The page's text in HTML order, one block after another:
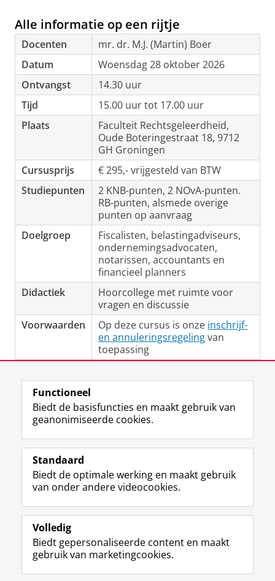
Alle informatie op een rijtje
Docenten
mr. dr. M.J. (Martin) Boer
Datum
Woensdag 28 oktober 2026
Ontvangst
14.30 uur
Tijd
15.00 uur tot 17.00 uur
Plaats
Faculteit Rechtsgeleerdheid,
Oude Boteringestraat 18, 9712
GH Groningen
Cursusprijs
€ 295,- vrijgesteld van BTW
Studiepunten
2 KNB-punten, 2 NOvA-punten.
RB-punten, alsmede overige
punten op aanvraag
Doelgroep
Fiscalisten, belastingadviseurs,
ondernemingsadvocaten,
notarissen, accountants en
financieel planners
Didactiek
Hoorcollege met ruimte voor
vragen en discussie
Voorwaarden
Op deze cursus is onze inschrijf-
en annuleringsregelingvan
toepassing
Laatst gewijzigd: 24 februari 2026 10:45
Volg de RUG
F
a
e
b
o
p
a
i
L
i
k
e
I
-
p
g
R
S
-
f
e
R
k
I
n
t
r
m
c
Y
o
T
e
k
a
Studiekiezers
Alumni
Over ons
Functioneel
Biedt de basisfuncties en maakt gebruik van
geanonimiseerde cookies.
Standaard
Biedt de optimale werking en maakt gebruik
van onder andere videocookies.
Volledig
Biedt gepersonaliseerde content en maakt
gebruik van marketingcookies.